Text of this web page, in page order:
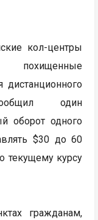
кол-центры
похищенные
один
оборот одного
$30 до 60
текущему курсу
гражданам,